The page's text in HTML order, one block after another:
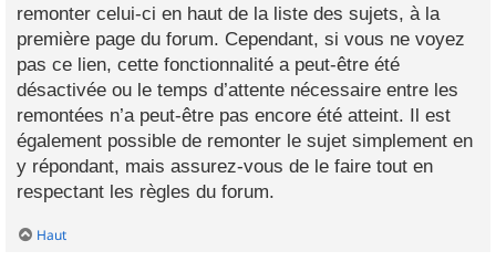
remonter celui-ci en haut de la liste des sujets, à la
première page du forum. Cependant, si vous ne voyez
pas ce lien, cette fonctionnalité a peut-être été
désactivée ou le temps d’attente nécessaire entre les
remontées n’a peut-être pas encore été atteint. Il est
également possible de remonter le sujet simplement en
y répondant, mais assurez-vous de le faire tout en
respectant les règles du forum.
Haut